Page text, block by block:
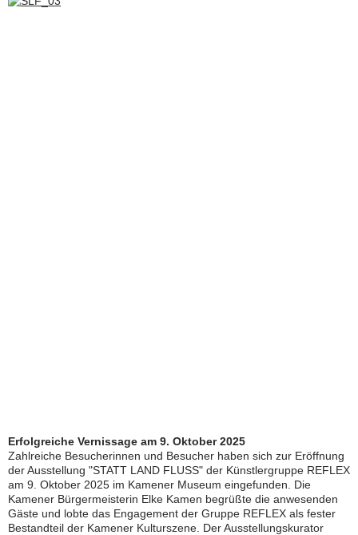
Erfolgreiche Vernissage am 9. Oktober 2025
Zahlreiche Besucherinnen und Besucher haben sich zur Eröffnung
der Ausstellung "STATT LAND FLUSS" der Künstlergruppe REFLEX
am 9. Oktober 2025 im Kamener Museum eingefunden. Die
Kamener Bürgermeisterin Elke Kamen begrüßte die anwesenden
Gäste und lobte das Engagement der Gruppe REFLEX als fester
Bestandteil der Kamener Kulturszene. Der Ausstellungskurator